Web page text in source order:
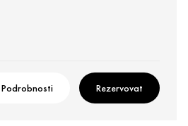
Podrobnosti Rezervovat